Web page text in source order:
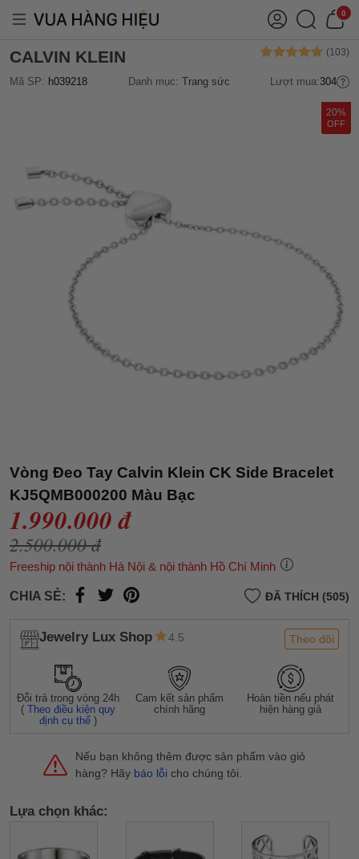
0
CALVIN KLEIN
Mã SP: h039218 Danh mục: Trang sức Lượt mua:304
20%
OFF
Vòng Đeo Tay Calvin Klein CK Side Bracelet
KJ5QMB000200 Màu Bạc
1.990.000 đ
2.500.000 đ
Freeship nội thành Hà Nội & nội thành Hồ Chí Minh
CHIA SẺ: ĐÃ THÍCH (505)
Jewelry Lux Shop 4.5 Theo dõi
Đỗi trả trong vòng 24h
(Theo điều kiện quy
định cụ thể )
Cam kết sản phẩm
chính hãng
Hoàn tiền nếu phát
hiện hàng giả
Nếu bạn không thêm được sản phẩm vào giỏ
hàng? Hãy báo lỗi cho chúng tôi.
Lựa chọn khác: